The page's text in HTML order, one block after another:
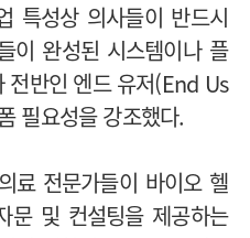
특성상 의사들이 반드시
이 완성된 시스템이나 플
전반인 엔드 유저(End Us
필요성을 강조했다.
료 전문가들이 바이오 헬
문 및 컨설팅을 제공하는